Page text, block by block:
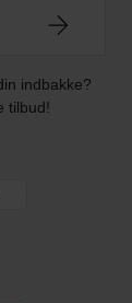
indbakke?
tilbud!